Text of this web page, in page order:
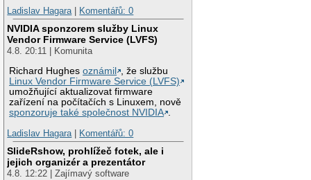
Ladislav Hagara
Komentářů: 0
NVIDIA sponzorem služby Linux
Vendor Firmware Service (LVFS)
4.8. 20:11 | Komunita
Richard Hughesoznámil
, že službu
Linux Vendor Firmware Service (LVFS)
umožňující aktualizovat firmware
zařízení na počítačích s Linuxem, nově
sponzoruje také společnost NVIDIA .
Ladislav Hagara | Komentářů: 0
SlideRshow, prohlížeč fotek, ale i
jejich organizér a prezentátor
4.8. 12:22 | Zajímavý software